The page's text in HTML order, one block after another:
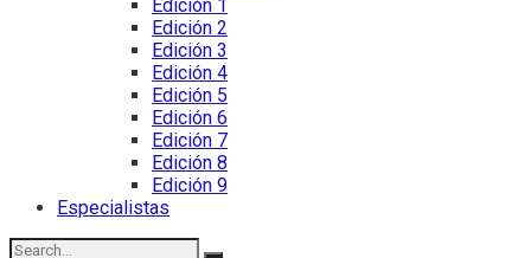
Edición 1
Edición 2
Edición 3
Edición 4
Edición 5
Edición 6
Edición 7
Edición 8
Edición 9
Especialistas